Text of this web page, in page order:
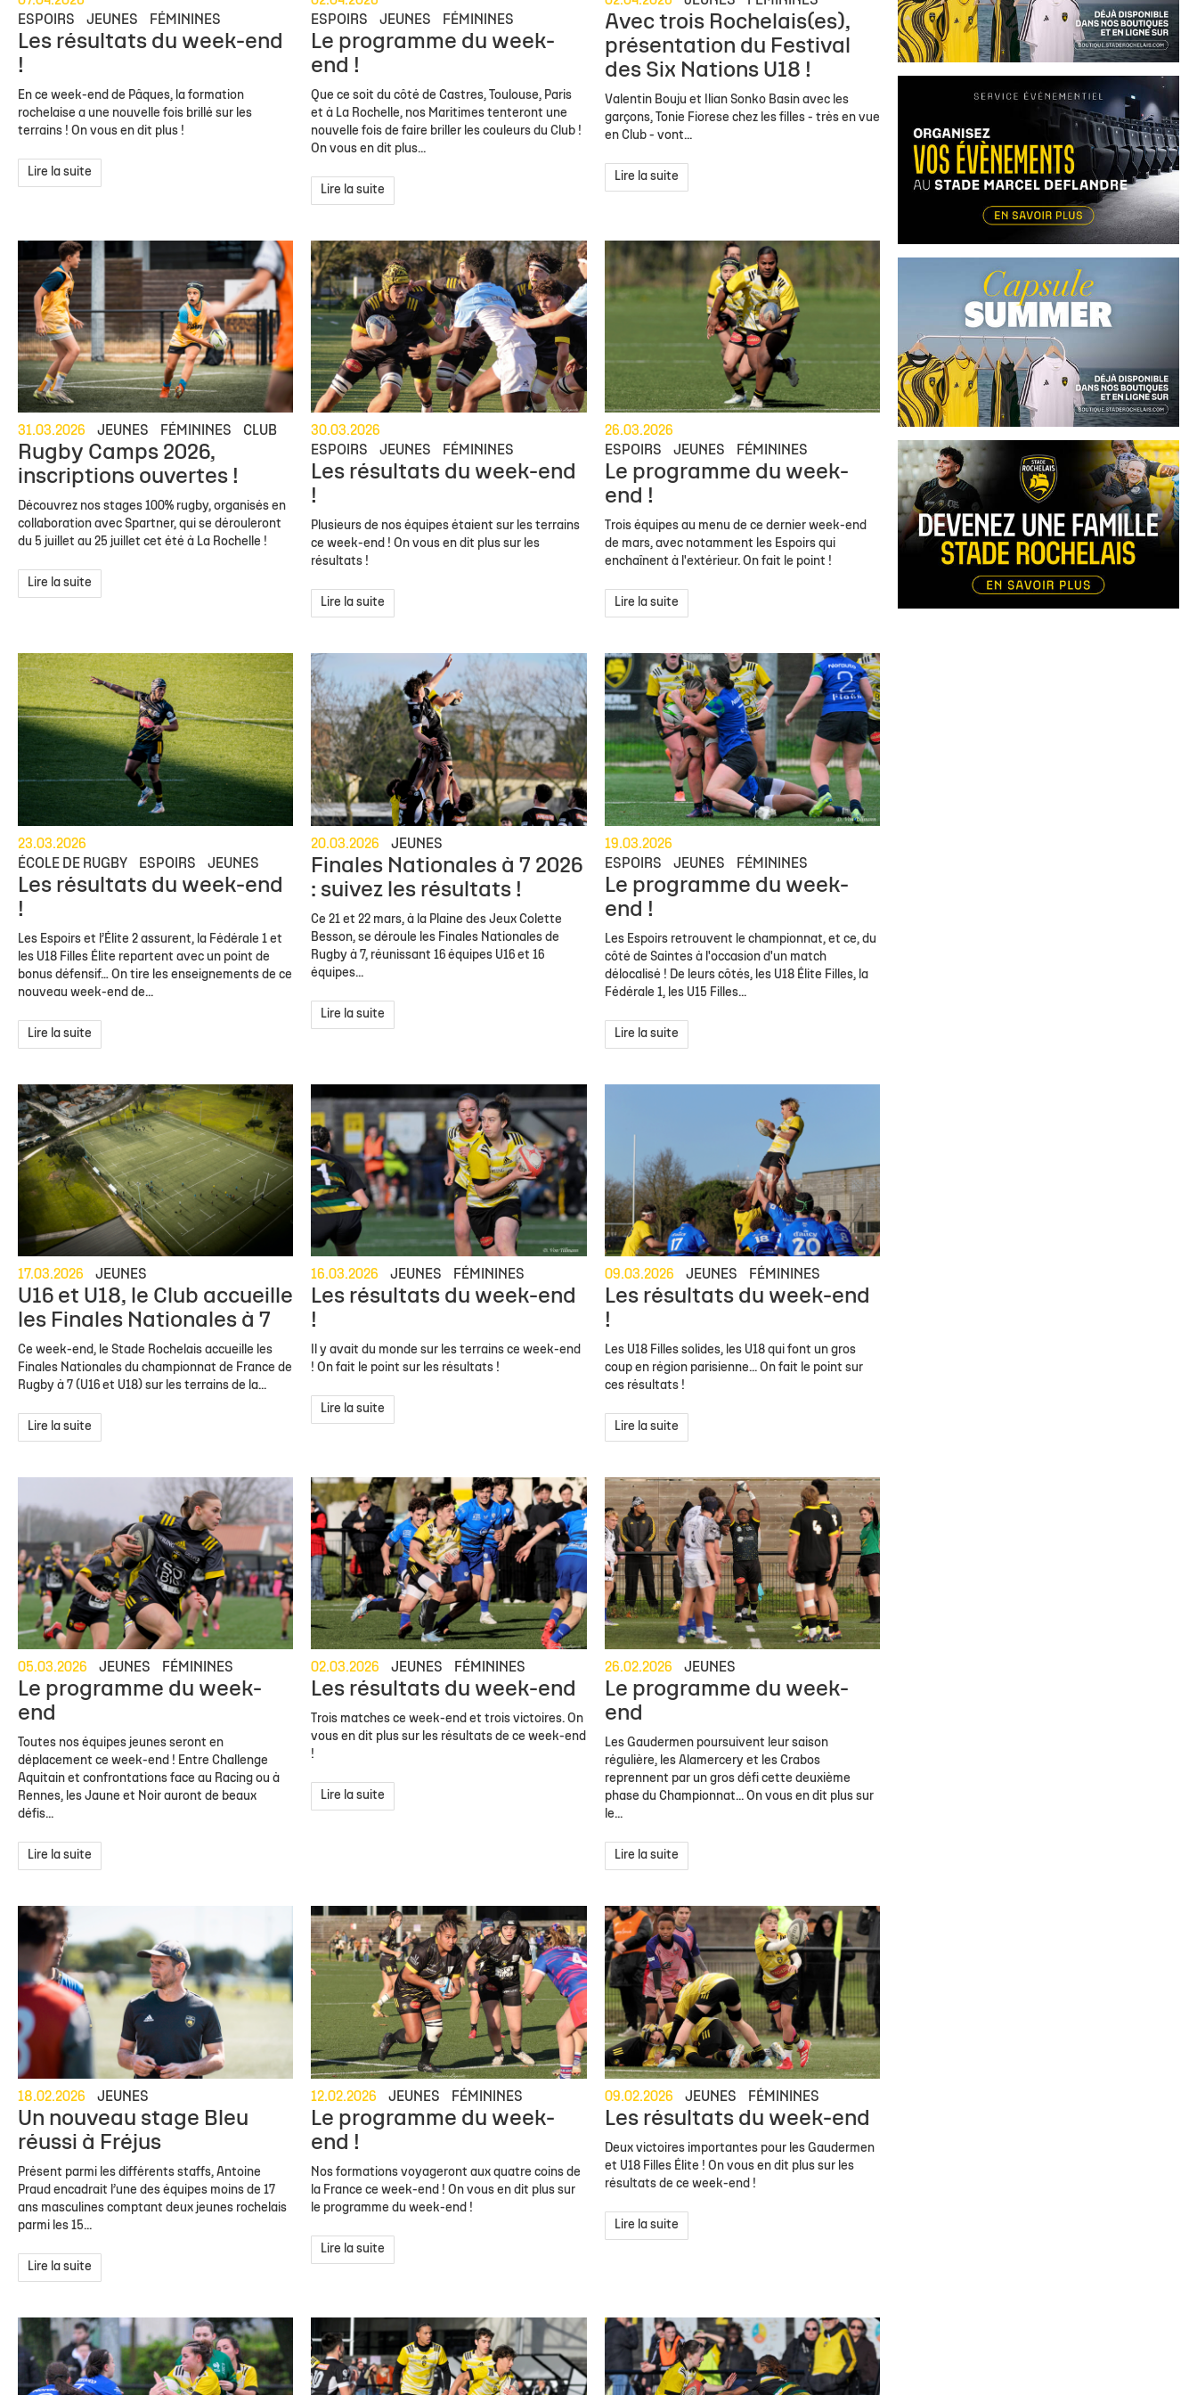
ESPOIRS
JEUNES FÉMININES
Les résultats du week-end
!
En ce week-end de Pâques, la formation
rochelaise a une nouvelle fois brillé sur les
terrains ! On vous en dit plus !
Lire la suite
ESPOIRS
JEUNES FÉMININES
Le programme du week-
end !
Que ce soit du côté de Castres, Toulouse, Paris
et à La Rochelle, nos Maritimes tenteront une
nouvelle fois de faire briller les couleurs du Club !
On vous en dit plus...
Lire la suite
Avec trois Rochelais(es),
présentation du Festival
des Six Nations U18 !
Valentin Bouju et Ilian Sonko Basin avec les
garçons, Tonie Fiorese chez les filles - très en vue
en Club - vont...
Lire la suite
31.03.2026 JEUNES FÉMININES CLUB
Rugby Camps 2026,
inscriptions ouvertes !
Découvrez nos stages 100% rugby, organisés en
collaboration avec Spartner, qui se dérouleront
du 5 juillet au 25 juillet cet été à La Rochelle !
Lire la suite
30.03.2026
ESPOIRS
JEUNES FÉMININES
Les résultats du week-end
!
Plusieurs de nos équipes étaient sur les terrains
ce week-end ! On vous en dit plus sur les
résultats !
Lire la suite
26.03.2026
ESPOIRS
JEUNES FÉMININES
Le programme du week-
end !
Trois équipes au menu de ce dernier week-end
de mars, avec notamment les Espoirs qui
enchaînent à l'extérieur. On fait le point !
Lire la suite
23.03.2026
ÉCOLE DE RUGBY
ESPOIRS JEUNES
Les résultats du week-end
!
Les Espoirs et l’Élite 2 assurent, la Fédérale 1 et
les U18 Filles Élite repartent avec un point de
bonus défensif… On tire les enseignements de ce
nouveau week-end de...
Lire la suite
20.03.2026 JEUNES
Finales Nationales à 7 2026
: suivez les résultats !
Ce 21 et 22 mars, à la Plaine des Jeux Colette
Besson, se déroule les Finales Nationales de
Rugby à 7, réunissant 16 équipes U16 et 16
équipes...
Lire la suite
19.03.2026
ESPOIRS
JEUNES FÉMININES
Le programme du week-
end !
Les Espoirs retrouvent le championnat, et ce, du
côté de Saintes à l'occasion d'un match
délocalisé ! De leurs côtés, les U18 Élite Filles, la
Fédérale 1, les U15 Filles...
Lire la suite
17.03.2026 JEUNES
U16 et U18, le Club accueille
les Finales Nationales à 7
Ce week-end, le Stade Rochelais accueille les
Finales Nationales du championnat de France de
Rugby à 7 (U16 et U18) sur les terrains de la...
Lire la suite
16.03.2026 JEUNES FÉMININES
Les résultats du week-end
!
Il y avait du monde sur les terrains ce week-end
! On fait le point sur les résultats !
Lire la suite
09.03.2026 JEUNES FÉMININES
Les résultats du week-end
!
Les U18 Filles solides, les U18 qui font un gros
coup en région parisienne... On fait le point sur
ces résultats !
Lire la suite
05.03.2026 JEUNES FÉMININES
Le programme du week-
end
Toutes nos équipes jeunes seront en
déplacement ce week-end ! Entre Challenge
Aquitain et confrontations face au Racing ou à
Rennes, les Jaune et Noir auront de beaux
défis...
Lire la suite
02.03.2026 JEUNES FÉMININES
Les résultats du week-end
Trois matches ce week-end et trois victoires. On
vous en dit plus sur les résultats de ce week-end
!
Lire la suite
26.02.2026 JEUNES
Le programme du week-
end
Les Gaudermen poursuivent leur saison
régulière, les Alamercery et les Crabos
reprennent par un gros défi cette deuxième
phase du Championnat... On vous en dit plus sur
le...
Lire la suite
18.02.2026 JEUNES
Un nouveau stage Bleu
réussi à Fréjus
Présent parmi les différents staffs, Antoine
Praud encadrait l’une des équipes moins de 17
ans masculines comptant deux jeunes rochelais
parmi les 15...
Lire la suite
12.02.2026 JEUNES FÉMININES
Le programme du week-
end !
Nos formations voyageront aux quatre coins de
la France ce week-end ! On vous en dit plus sur
le programme du week-end !
Lire la suite
09.02.2026 JEUNES FÉMININES
Les résultats du week-end
Deux victoires importantes pour les Gaudermen
et U18 Filles Élite ! On vous en dit plus sur les
résultats de ce week-end !
Lire la suite